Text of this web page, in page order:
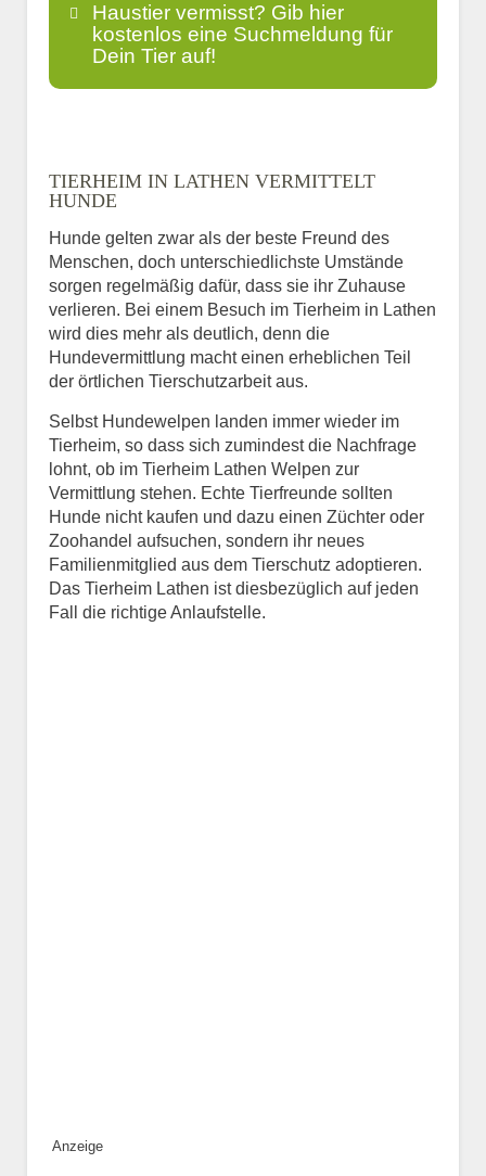
Haustier vermisst? Gib hier
kostenlos eine Suchmeldung für
Dein Tier auf!
E-Mail*
Informationen über das
Tier.
Art des Tiers*
TIERHEIM IN LATHEN VERMITTELT
HUNDE
Hunde gelten zwar als der beste Freund des
Menschen, doch unterschiedlichste Umstände
sorgen regelmäßig dafür, dass sie ihr Zuhause
verlieren. Bei einem Besuch im Tierheim in Lathen
wird dies mehr als deutlich, denn die
Hundevermittlung macht einen erheblichen Teil
der örtlichen Tierschutzarbeit aus.
Selbst Hundewelpen landen immer wieder im
Tierheim, so dass sich zumindest die Nachfrage
lohnt, ob im Tierheim Lathen Welpen zur
Vermittlung stehen. Echte Tierfreunde sollten
Hunde nicht kaufen und dazu einen Züchter oder
Zoohandel aufsuchen, sondern ihr neues
Familienmitglied aus dem Tierschutz adoptieren.
Das Tierheim Lathen ist diesbezüglich auf jeden
Fall die richtige Anlaufstelle.
Anzeige